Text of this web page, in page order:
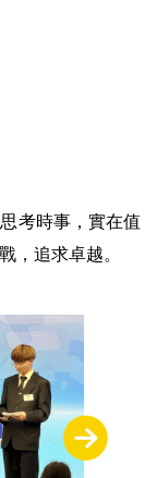
考時事，實在值
，追求卓越。